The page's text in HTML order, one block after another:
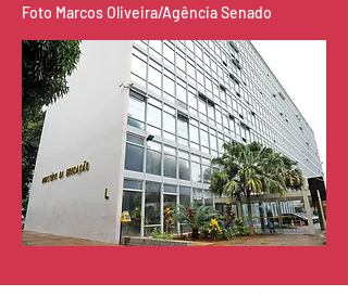
Foto Marcos Oliveira/Agência Senado